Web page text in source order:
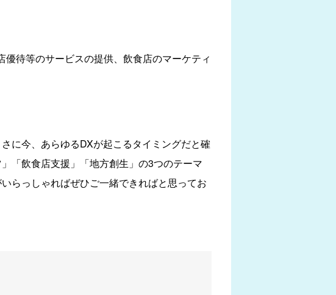
待等のサービスの提供、飲食店のマーケティ
に今、あらゆるDXが起こるタイミングだと確
「飲食店支援」「地方創生」の3つのテーマ
らっしゃればぜひご一緒できればと思ってお